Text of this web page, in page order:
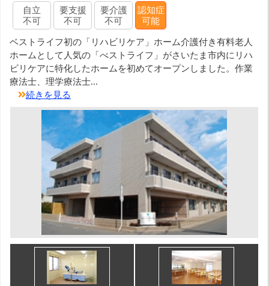
自立
不可
要支援
不可
要介護
不可
認知症
可能
ベストライフ初の「リハビリケア」ホーム介護付き有料老人
ホームとして人気の「べストライフ」がさいたま市内にリハ
ビリケアに特化したホームを初めてオープンしました。作業
療法士、理学療法士...
続きを見る